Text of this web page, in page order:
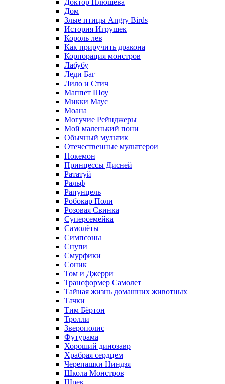
Дом
Злые птицы Angry Birds
История Игрушек
Король лев
Как приручить дракона
Корпорация монстров
Лабубу
Леди Баг
Лило и Стич
Маппет Шоу
Микки Маус
Моана
Могучие Рейнджеры
Мой маленький пони
Обычный мультик
Отечественные мультгерои
Покемон
Принцессы Дисней
Рататуй
Ральф
Рапунцель
Робокар Поли
Розовая Свинка
Суперсемейка
Самолёты
Симпсоны
Снупи
Смурфики
Соник
Том и Джерри
Трансформер Самолет
Тайная жизнь домашних животных
Тачки
Тим Бёртон
Тролли
Зверополис
Футурама
Хороший динозавр
Храбрая сердцем
Черепашки Ниндзя
Школа Монстров
Шрек